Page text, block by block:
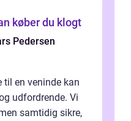
køber du klogt
Pedersen
til en veninde kan
udfordrende. Vi
samtidig sikre,